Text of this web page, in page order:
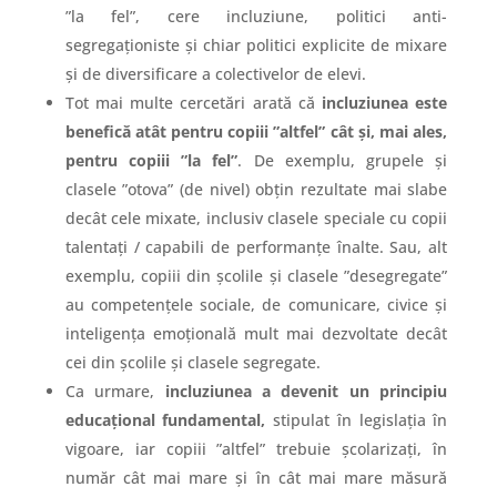
”la fel”, cere incluziune, politici anti-
segregaționiste și chiar politici explicite de mixare
și de diversificare a colectivelor de elevi.
Tot mai multe cercetări arată că incluziunea este
benefică atât pentru copiii ”altfel” cât și, mai ales,
pentru copiii ”la fel”. De exemplu, grupele și
clasele ”otova” (de nivel) obțin rezultate mai slabe
decât cele mixate, inclusiv clasele speciale cu copii
talentați / capabili de performanțe înalte. Sau, alt
exemplu, copiii din școlile și clasele ”desegregate”
au competențele sociale, de comunicare, civice și
inteligența emoțională mult mai dezvoltate decât
cei din școlile și clasele segregate.
Ca urmare, incluziunea a devenit un principiu
educațional fundamental, stipulat în legislația în
vigoare, iar copiii ”altfel” trebuie școlarizați, în
număr cât mai mare și în cât mai mare măsură